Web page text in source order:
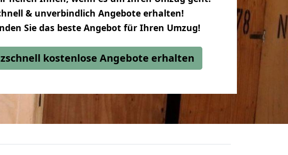
& unverbindlich Angebote erhalten!
Sie das beste Angebot für Ihren Umzug!
kostenlose Angebote erhalten